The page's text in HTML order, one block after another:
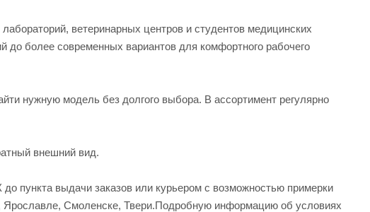
ветеринарных центров и студентов медицинских
более современных вариантов для комфортного рабочего
нужную модель без долгого выбора. В ассортимент регулярно
внешний вид.
пункта выдачи заказов или курьером с возможностью примерки
Ярославле, Смоленске, Твери.Подробную информацию об условиях